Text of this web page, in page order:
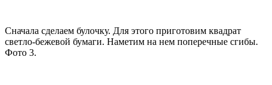
Сначала сделаем булочку. Для этого приготовим квадрат
светло-бежевой бумаги. Наметим на нем поперечные сгибы.
Фото 3.